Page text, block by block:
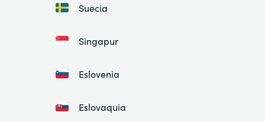
Suecia
Singapur
Eslovenia
Eslovaquia